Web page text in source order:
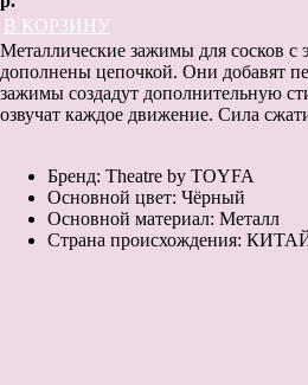
В КОРЗИНУ
Металлические зажимы для сосков с
дополнены цепочкой. Они добавят
зажимы создадут дополнительную
озвучат каждое движение. Сила
Бренд: Theatre by TOYFA
Основной цвет: Чёрный
Основной материал: Металл
Страна происхождения: